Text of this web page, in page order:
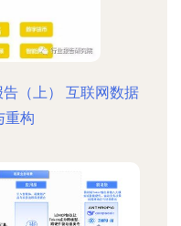
（上） 互联网数据
重构